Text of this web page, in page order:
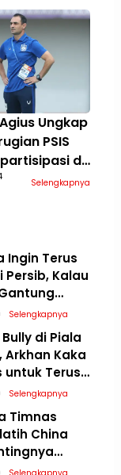
Ungkap
PSIS
di
2024:
Selengkapnya
Ingin Terus
Persib, Kalau
Selengkapnya
di Piala
Arkhan Kaka
untuk Terus
Diri
Selengkapnya
Timnas
China
di